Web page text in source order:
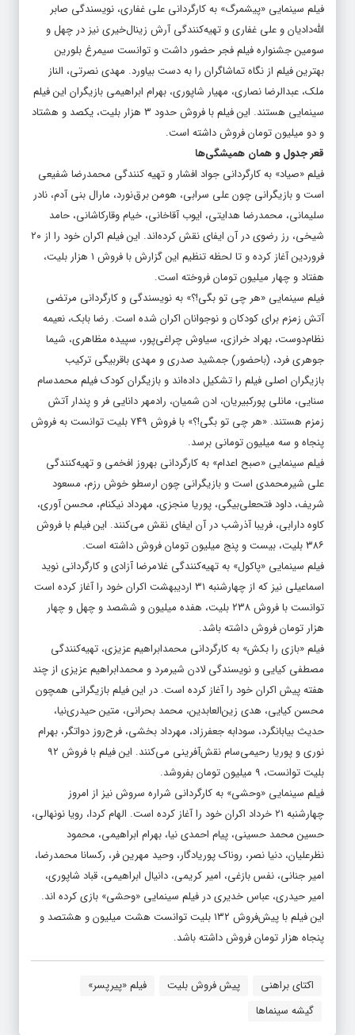
فیلم سینمایی «پیشمرگ» به کارگردانی علی غفاری، نویسندگی صابر
الله‌دادیان و علی غفاری و تهیه‌کنندگی آرش زینال‌خیری نیز در چهل و
سومین جشنواره فیلم فجر حضور داشت و توانست سیمرغ بلورین
بهترین فیلم از نگاه تماشاگران را به دست بیاورد. مهدی نصرتی، الناز
ملک، عبدالرضا نصاری، مهیار شاپوری، بهرام ابراهیمی بازیگران این فیلم
سینمایی هستند. این فیلم با فروش حدود ۳ هزار بلیت، یکصد و هشتاد
و دو میلیون تومان فروش داشته است.
قعر جدول و همان همیشگی‌ها
فیلم «صیاد» به کارگردانی جواد افشار و تهیه کنندگی محمدرضا شفیعی
است و بازیگرانی چون علی سرابی، هومن برق‌نورد، مارال بنی آدم، نادر
سلیمانی، محمدرضا هدایتی، ایوب آقاخانی، خیام وقارکاشانی، حامد
شیخی، رز رضوی در آن ایفای نقش کرده‌اند. این فیلم اکران خود را از ۲۰
فروردین آغاز کرده و تا لحظه تنظیم این گزارش با فروش ۱ هزار بلیت،
هفتاد و چهار میلیون تومان فروخته است.
فیلم سینمایی «هر چی تو بگی!؟» به نویسندگی و کارگردانی مرتضی
آتش زمزم برای کودکان و نوجوانان اکران شده است. رضا بابک، نعیمه
نظام‌دوست، بهراد خرازی، سیاوش چراغی‌پور، سپیده مظاهری، شیما
جوهری فرد، (باحضور) جمشید صدری و مهدی باقربیگی ترکیب
بازیگران اصلی فیلم را تشکیل داده‌اند و بازیگران کودک فیلم محمدسام
سنایی، مانلی پورکبیریان، ادن شمیان، رادمهر دانایی فر و پندار آتش
زمزم هستند. «هر چی تو بگی!؟» با فروش ۷۴۹ بلیت توانست به فروش
پنجاه و سه میلیون تومانی برسد.
فیلم سینمایی «صبح اعدام» به کارگردانی بهروز افخمی و تهیه‌کنندگی
علی شیرمحمدی است و بازیگرانی چون ارسطو خوش رزم، مسعود
شریف، داود فتحعلی‌بیگی، پوریا منجزی، مهرداد نیکنام، محسن آوری،
کاوه دارابی، فریبا آذرشب در آن ایفای نقش می‌کنند. این فیلم با فروش
۳۸۶ بلیت، بیست و پنج میلیون تومان فروش داشته است.
فیلم سینمایی «پاکول» به تهیه‌کنندگی غلامرضا آزادی و کارگردانی نوید
اسماعیلی نیز که از چهارشنبه ۳۱ اردیبهشت اکران خود را آغاز کرده است
توانست با فروش ۲۳۸ بلیت، هفده میلیون و ششصد و چهل و چهار
هزار تومان فروش داشته باشد.
فیلم «بازی را بکش» به کارگردانی محمدابراهیم عزیزی، تهیه‌کنندگی
مصطفی کیایی و نویسندگی لادن شیرمرد و محمدابراهیم عزیزی از چند
هفته پیش اکران خود را آغاز کرده است. در این فیلم بازیگرانی همچون
محسن کیایی، هدی زین‌العابدین، محمد بحرانی، متین حیدری‌نیا،
حدیث بیابانگرد، سودابه جعفرزاد، مهرداد بخشی، فرح‌روز دواتگر، بهرام
نوری و پوریا رحیمی‌سام نقش‌آفرینی می‌کنند. این فیلم با فروش ۹۲
بلیت توانست، ۹ میلیون تومان بفروشد.
فیلم سینمایی «وحشی» به کارگردانی شراره سروش نیز از امروز
چهارشنبه ۲۱ خرداد اکران خود را آغاز کرده است. الهام کردا، رویا نونهالی،
حسین محمد حسینی، پیام احمدی نیا، بهرام ابراهیمی، محمود
نظرعلیان، دنیا نصر، روناک پوریادگار، وحید مهرین فر، رکسانا محمدرضا،
امیر جنانی، نفس بازغی، امیر کریمی، دانیال ابراهیمی، قباد شاپوری،
امیر حیدری، عباس خدیری در فیلم سینمایی «وحشی» بازی کرده اند.
این فیلم با پیش‌فروش ۱۳۲ بلیت توانست هشت میلیون و هشتصد و
پنجاه هزار تومان فروش داشته باشد.
اکتای براهنی پیش فروش بلیت
فیلم «پیرپسر»
گیشه سینماها